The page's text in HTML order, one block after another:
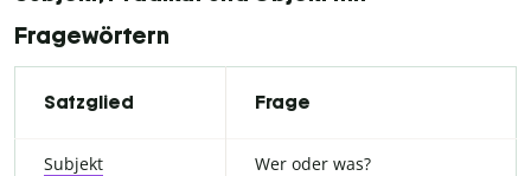
Fragewörtern
Satzglied Frage
Subjekt Wer oder was?